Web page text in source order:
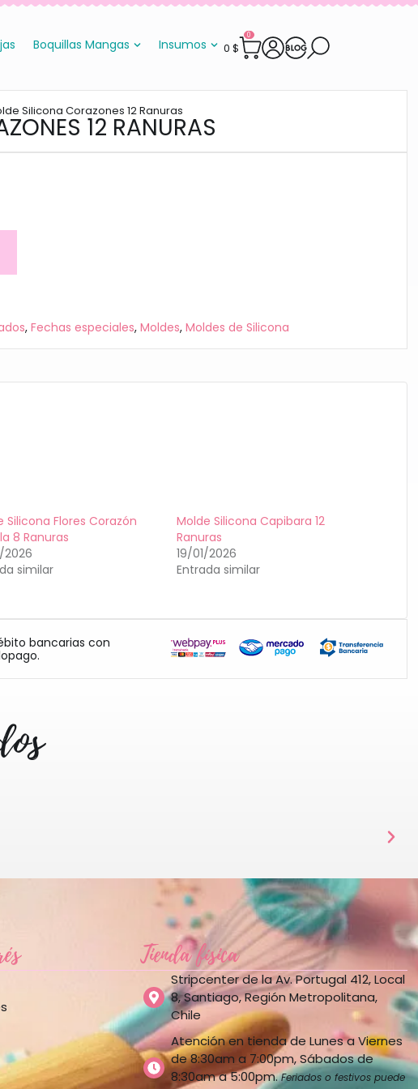
Boquillas Mangas Insumos 0 $
0
Silicona Corazones 12 Ranuras
12 RANURAS
, Fechas especiales, Moldes, Moldes de Silicona
Silicona Flores Corazón
8 Ranuras
2026
similar
Molde Silicona Capibara 12
Ranuras
19/01/2026
Entrada similar
bancarias con
Tienda física
Stripcenter de la Av. Portugal 412, Local
8, Santiago, Región Metropolitana,
Chile
Atención en tienda de Lunes a Viernes
de 8:30am a 7:00pm, Sábados de
8:30am a 5:00pm.Feriados o festivos puede